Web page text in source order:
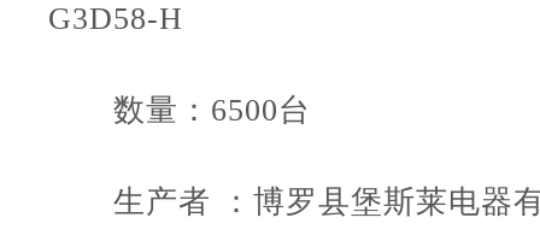
G3D58-H
数量：6500台
生产者 ：博罗县堡斯莱电器